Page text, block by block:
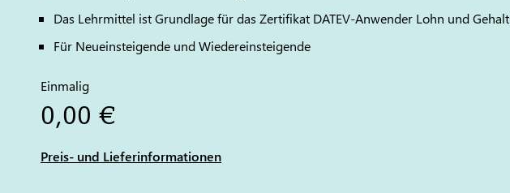
Das Lehrmittel ist Grundlage für das Zertifikat DATEV-Anwender Lohn und Gehalt
Für Neueinsteigende und Wiedereinsteigende
Einmalig
0,00 €
Preis- und Lieferinformationen